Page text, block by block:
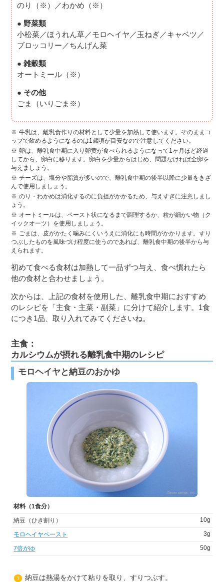
のり（※）／わかめ（※）
● 野菜類
小松菜／ほうれん草／モロヘイヤ／玉ねぎ／キャベツ／
ブロッコリー／ちんげん菜
● 雑穀類
オートミール（※）
● その他
ごま（いりごま※）
牛乳は、離乳食作りの材料として少量を加熱して使います。そのままコ
ップで飲めるようになるのは1歳頃が目安なので注意してください。
卵は、離乳食中期に入り卵黄が食べられるようになって1ヶ月ほど経過
してから、卵白に移ります。卵白を少量からはじめ、問題なければ全卵を
与えましょう。
チーズは、塩分や脂質が多いので、離乳食中期の後半以降に少量をきざ
んで使用しましょう。
のり・わかめは消化するのに負担がかかるため、与えすぎに注意しまし
ょう。
オートミールは、ペースト状になるまで調理するか、粒が細かい物（ク
イックオーツ）を使用しましょう。
ごまは、皮がかたく噛みにくいうえに消化にも時間がかかります。すり
つぶしたものを風味づけ程度に使うのであれば、離乳食中期の後半から与
えられます。
初めて食べる食材は加熱して一品ずつ与え、食べ慣れたら
他の食材と合わせましょう。
次からは、上記の食材を使用した、離乳食中期におすすめ
のレシピを「主食・主菜・副菜」に分けて紹介します。1食
につき1品、取り入れてみてくださいね。
主食：
カルシウムが摂れる離乳食中期のレシピ
モロヘイヤと納豆のおかゆ
材料（1食分）
納豆（ひき割り）
10g
モロヘイヤペースト 3g
7倍がゆ 50g
1 納豆は熱湯をかけて粘りを取り、すりつぶす。